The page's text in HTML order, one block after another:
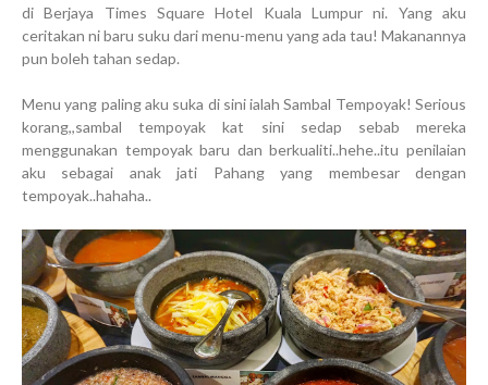
di Berjaya Times Square Hotel Kuala Lumpur ni. Yang aku
ceritakan ni baru suku dari menu-menu yang ada tau! Makanannya
pun boleh tahan sedap.
Menu yang paling aku suka di sini ialah Sambal Tempoyak! Serious
korang,,sambal tempoyak kat sini sedap sebab mereka
menggunakan tempoyak baru dan berkualiti..hehe..itu penilaian
aku sebagai anak jati Pahang yang membesar dengan
tempoyak..hahaha..